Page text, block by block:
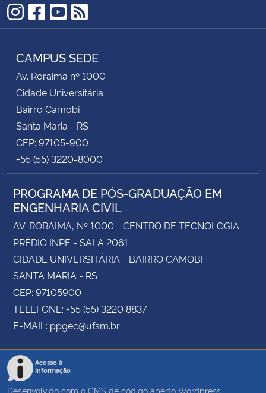
Instagram
Facebook
YouTube
RSS
CAMPUS SEDE
Av. Roraima nº 1000
Cidade Universitária
Bairro Camobi
Santa Maria - RS
CEP: 97105-900
+55 (55) 3220-8000
PROGRAMA DE PÓS-GRADUAÇÃO EM
ENGENHARIA CIVIL
AV. RORAIMA, Nº 1000 - CENTRO DE TECNOLOGIA -
PRÉDIO INPE - SALA 2061
CIDADE UNIVERSITÁRIA - BAIRRO CAMOBI
SANTA MARIA - RS
CEP: 97105900
TELEFONE: +55 (55) 3220 8837
E-MAIL: ppgec@ufsm.br
Acesso à
Informação
Desenvolvido com o CMS de código aberto Wordpress